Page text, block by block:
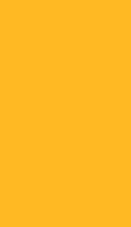
Voir tous les
Déterminants